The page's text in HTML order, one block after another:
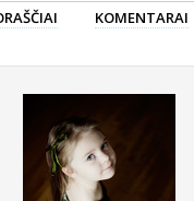
KOMENTARAI